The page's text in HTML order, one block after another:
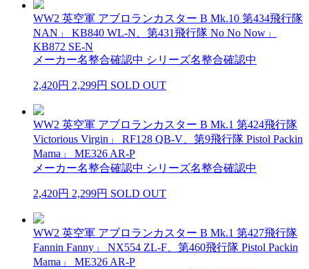
WW2 英空軍 アブロランカスター B Mk.10 第434飛行隊
NAN」 KB840 WL-N、第431飛行隊 No No Now」
KB872 SE-N
メーカー名整合確認中 シリーズ名整合確認中
2,420円 2,299円 SOLD OUT
WW2 英空軍 アブロランカスター B Mk.1 第424飛行隊
Victorious Virgin」 RF128 QB-V、第9飛行隊 Pistol Packin
Mama」 ME326 AR-P
メーカー名整合確認中 シリーズ名整合確認中
2,420円 2,299円 SOLD OUT
WW2 英空軍 アブロランカスター B Mk.1 第427飛行隊
Fannin Fanny」 NX554 ZL-F、第460飛行隊 Pistol Packin
Mama」 ME326 AR-P